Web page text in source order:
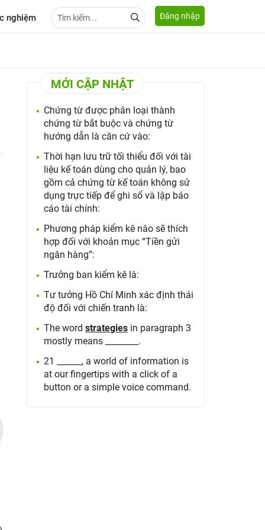
nghiệm Đăng nhập
MỚI CẬP NHẬT
Chứng từ được phân loại thành
chứng từ bắt buộc và chứng từ
hướng dẫn là căn cứ vào:
Thời hạn lưu trữ tối thiểu đối với tài
liệu kế toán dùng cho quản lý, bao
gồm cả chứng từ kế toán không sử
dụng trực tiếp để ghi sổ và lập báo
cáo tài chính:
Phương pháp kiểm kê nào sẽ thích
hợp đối với khoản mục “Tiền gửi
ngân hàng”:
Trưởng ban kiểm kê là:
Tư tưởng Hồ Chí Minh xác định thái
độ đối với chiến tranh là:
The wordstrategies in paragraph 3
mostly means ________.
21 ______, a world of information is
at our fingertips with a click of a
button or a simple voice command.